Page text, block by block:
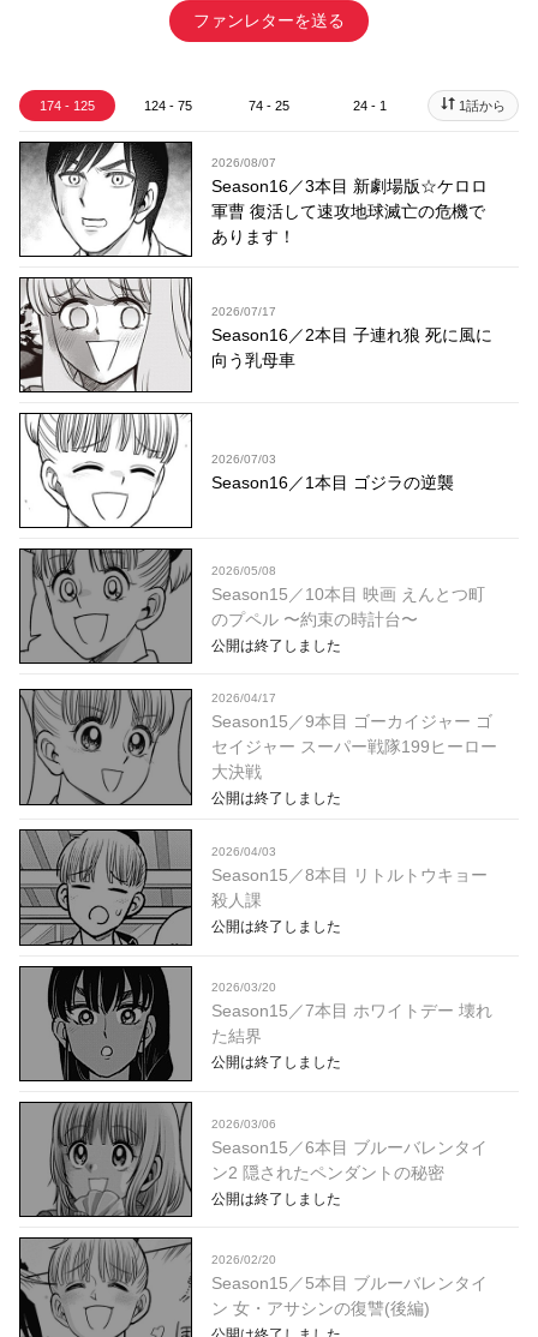
ファンレターを送る
174 - 125 124 - 75 74 - 25 24 - 1 1話から
2026/08/07
Season16／3本目 新劇場版☆ケロロ
軍曹 復活して速攻地球滅亡の危機で
あります！
2026/07/17
Season16／2本目 子連れ狼 死に風に
向う乳母車
2026/07/03
Season16／1本目 ゴジラの逆襲
2026/05/08
Season15／10本目 映画 えんとつ町
のプペル 〜約束の時計台〜
公開は終了しました
2026/04/17
Season15／9本目 ゴーカイジャー ゴ
セイジャー スーパー戦隊199ヒーロー
大決戦
公開は終了しました
2026/04/03
Season15／8本目 リトルトウキョー
殺人課
公開は終了しました
2026/03/20
Season15／7本目 ホワイトデー 壊れ
た結界
公開は終了しました
2026/03/06
Season15／6本目 ブルーバレンタイ
ン2 隠されたペンダントの秘密
公開は終了しました
2026/02/20
Season15／5本目 ブルーバレンタイ
ン 女・アサシンの復讐(後編)